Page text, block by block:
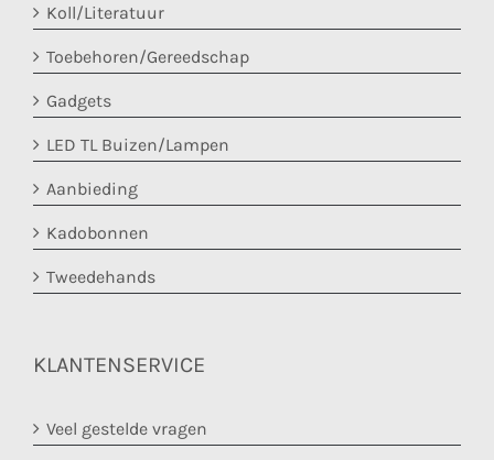
Koll/Literatuur
Toebehoren/Gereedschap
Gadgets
LED TL Buizen/Lampen
Aanbieding
Kadobonnen
Tweedehands
KLANTENSERVICE
Veel gestelde vragen